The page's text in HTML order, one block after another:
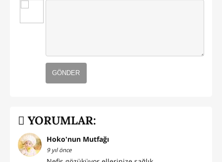
GÖNDER
YORUMLAR:
Hoko'nun Mutfağı
9 yıl önce